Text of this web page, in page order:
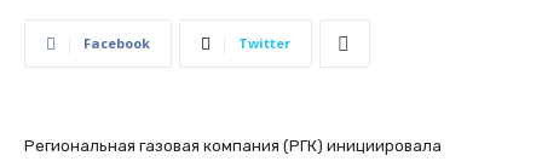
Facebook Twitter
Региональная газовая компания (РГК) инициировала